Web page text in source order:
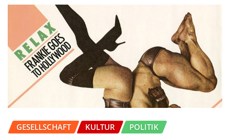
GESELLSCHAFT KULTUR
POLITIK